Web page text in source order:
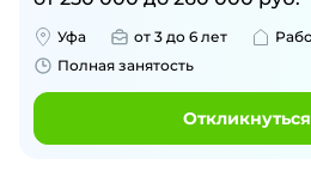
Уфа от 3 до 6 лет
Полная занятость
Откликнуться